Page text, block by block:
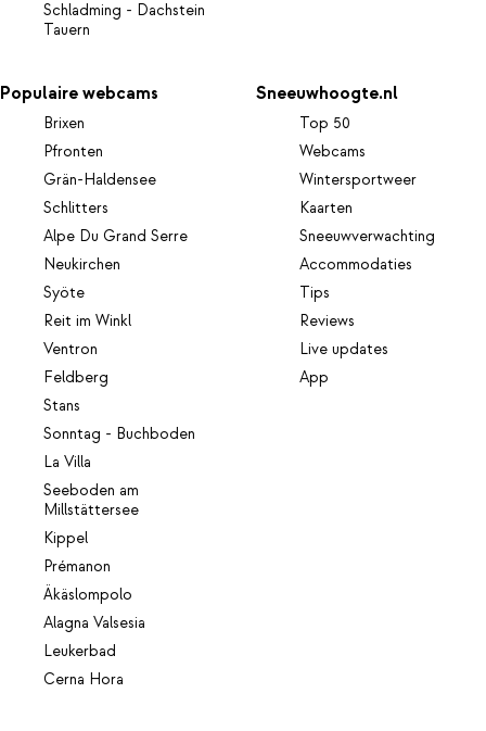
Schladming - Dachstein
Tauern
Populaire webcams
Brixen
Pfronten
Grän-Haldensee
Schlitters
Alpe Du Grand Serre
Neukirchen
Syöte
Reit im Winkl
Ventron
Feldberg
Stans
Sonntag - Buchboden
La Villa
Seeboden am
Millstättersee
Kippel
Prémanon
Äkäslompolo
Alagna Valsesia
Leukerbad
Cerna Hora
Sneeuwhoogte.nl
Top 50
Webcams
Wintersportweer
Kaarten
Sneeuwverwachting
Accommodaties
Tips
Reviews
Live updates
App